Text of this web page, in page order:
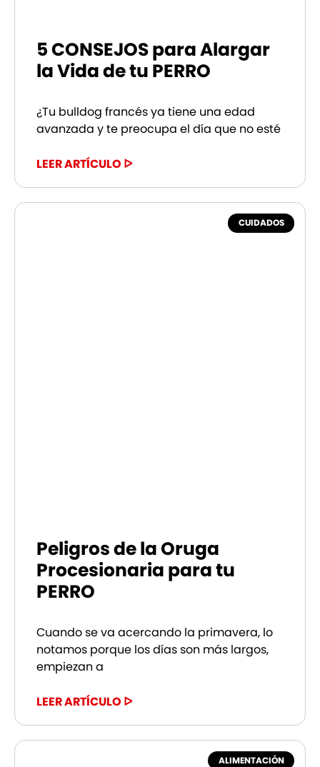
5 CONSEJOS para Alargar
la Vida de tu PERRO
¿Tu bulldog francés ya tiene una edad
avanzada y te preocupa el día que no esté
LEER ARTÍCULO ᐅ
CUIDADOS
Peligros de la Oruga
Procesionaria para tu
PERRO
Cuando se va acercando la primavera, lo
notamos porque los días son más largos,
empiezan a
LEER ARTÍCULO ᐅ
ALIMENTACIÓN